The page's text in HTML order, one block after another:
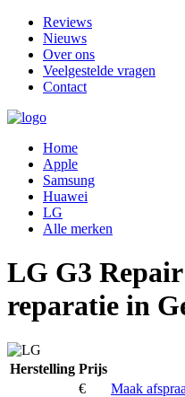
Reviews
Nieuws
Over ons
Veelgestelde vragen
Contact
Home
Apple
Samsung
Huawei
LG
Alle merken
LG G3 Repair
reparatie in
Herstelling Prijs
€
Maak